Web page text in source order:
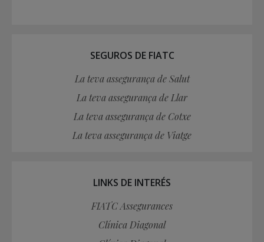
SEGUROS DE FIATC
La teva assegurança de Salut
La teva assegurança de Llar
La teva assegurança de Cotxe
La teva assegurança de Viatge
LINKS DE INTERÉS
FIATC Assegurances
Clínica Diagonal